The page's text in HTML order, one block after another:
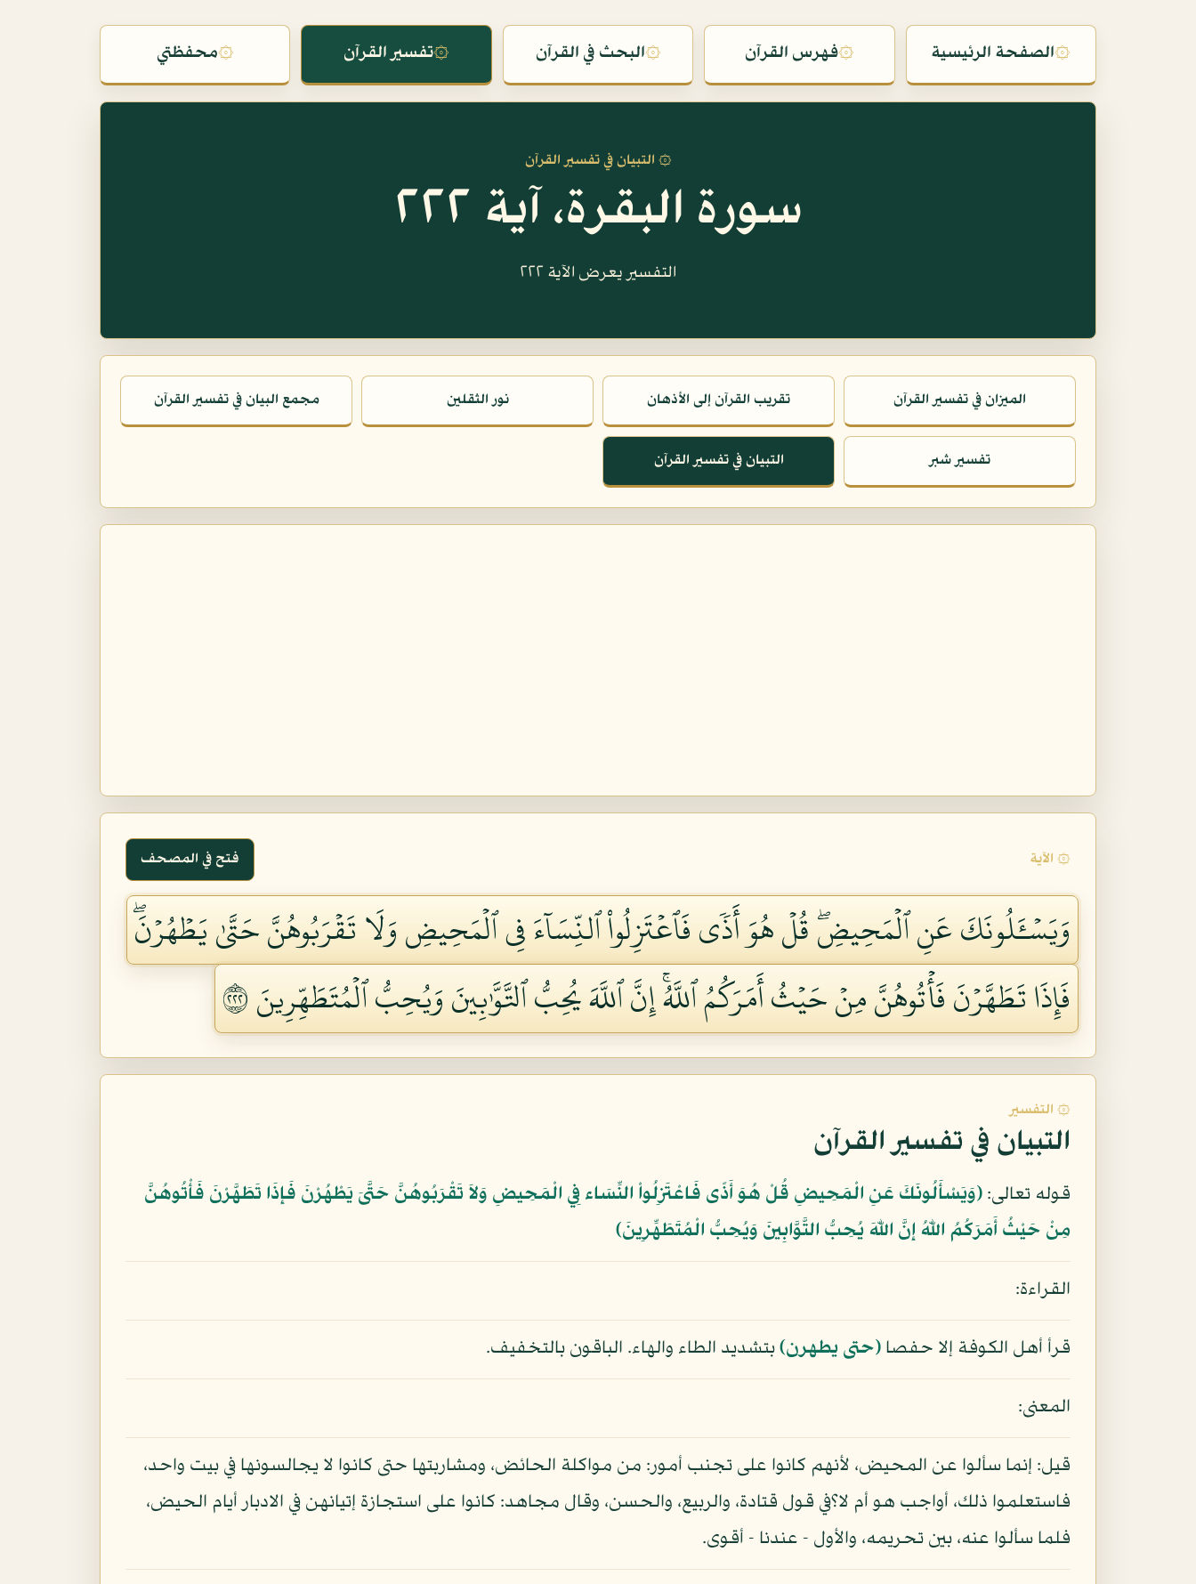
۞الصفحة الرئيسية ۞فهرس القرآن ۞البحث في القرآن ۞تفسير القرآن ۞محفظتي
۞ التبيان في تفسير القرآن
سورة البقرة، آية ٢٢٢
التفسير يعرض الآية ٢٢٢
الميزان في تفسير القرآن تقريب القرآن إلى الأذهان نور الثقلين مجمع البيان في تفسير القرآن
تفسير شبر التبيان في تفسير القرآن
۞ الآية فتح في المصحف
وَيَسۡـَٔلُونَكَ عَنِ ٱلۡمَحِيضِۖ قُلۡ هُوَ أَذٗى فَٱعۡتَزِلُواْ ٱلنِّسَآءَ فِي ٱلۡمَحِيضِ وَلَا تَقۡرَبُوهُنَّ حَتَّىٰ يَطۡهُرۡنَۖ
فَإِذَا تَطَهَّرۡنَ فَأۡتُوهُنَّ مِنۡ حَيۡثُ أَمَرَكُمُ ٱللَّهُۚ إِنَّ ٱللَّهَ يُحِبُّ ٱلتَّوَّٰبِينَ وَيُحِبُّ ٱلۡمُتَطَهِّرِينَ ٢٢٢
۞ التفسير
التبيان في تفسير القرآن
قوله تعالى: ﴿وَيَسْأَلُونَكَ عَنِ الْمَحِيضِ قُلْ هُوَ أَذًى فَاعْتَزِلُواْ النِّسَاء فِي الْمَحِيضِ وَلاَ تَقْرَبُوهُنَّ حَتَّىَ يَطْهُرْنَ فَإِذَا تَطَهَّرْنَ فَأْتُوهُنَّ
مِنْ حَيْثُ أَمَرَكُمُ اللّهُ إِنَّ اللّهَ يُحِبُّ التَّوَّابِينَ وَيُحِبُّ الْمُتَطَهِّرِينَ﴾
القراءة:
قرأ أهل الكوفة إلا حفصا (حتى يطهرن)بتشديد الطاء والهاء. الباقون بالتخفيف.
المعنى:
قيل: إنما سألوا عن المحيض، لأنهم كانوا على تجنب أمور: من مواكلة الحائض، ومشاربتها حتى كانوا لا يجالسونها في بيت واحد،
فاستعلموا ذلك، أواجب هو أم لا؟في قول قتادة، والربيع، والحسن، وقال مجاهد: كانوا على استجازة إتيانهن في الادبار أيام الحيض،
فلما سألوا عنه، بين تحريمه، والأول - عندنا - أقوى.